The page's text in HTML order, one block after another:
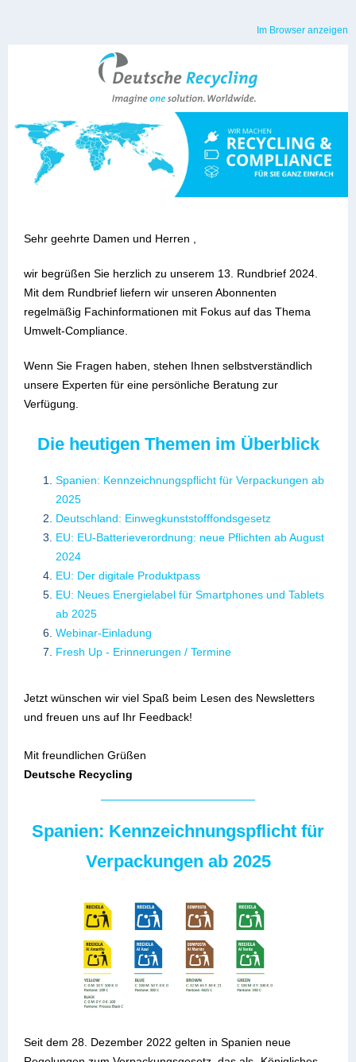
Im Browser anzeigen
Sehr geehrte Damen und Herren ,
wir begrüßen Sie herzlich zu unserem 13. Rundbrief 2024.
Mit dem Rundbrief liefern wir unseren Abonnenten
regelmäßig Fachinformationen mit Fokus auf das Thema
Umwelt-Compliance.
Wenn Sie Fragen haben, stehen Ihnen selbstverständlich
unsere Experten für eine persönliche Beratung zur
Verfügung.
Die heutigen Themen im Überblick
Spanien: Kennzeichnungspflicht für Verpackungen ab
2025
Deutschland: Einwegkunststofffondsgesetz
EU: EU-Batterieverordnung: neue Pflichten ab August
2024
EU: Der digitale Produktpass
EU: Neues Energielabel für Smartphones und Tablets
ab 2025
Webinar-Einladung
Fresh Up - Erinnerungen / Termine
Jetzt wünschen wir viel Spaß beim Lesen des Newsletters
und freuen uns auf Ihr Feedback!
Mit freundlichen Grüßen
Deutsche Recycling
Spanien: Kennzeichnungspflicht für
Verpackungen ab 2025
Seit dem 28. Dezember 2022 gelten in Spanien neue